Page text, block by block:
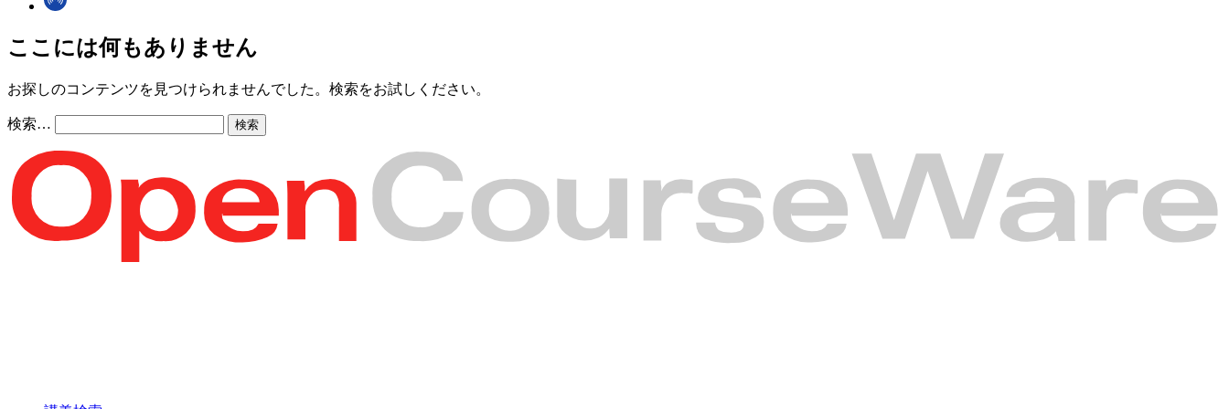
ここには何もありません
お探しのコンテンツを見つけられませんでした。検索をお試しください。
検索…